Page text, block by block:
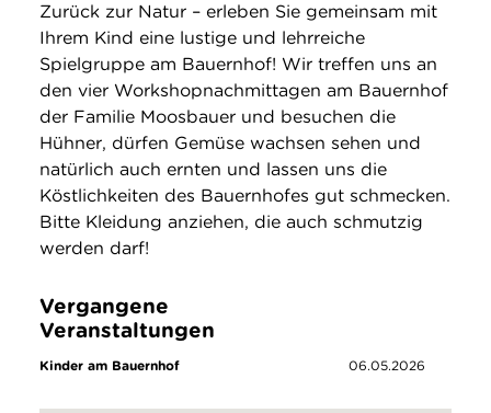
Über uns
Suche
Zurück zur Natur – erleben Sie gemeinsam mit
Ihrem Kind eine lustige und lehrreiche
Spielgruppe am Bauernhof! Wir treffen uns an
den vier Workshopnachmittagen am Bauernhof
der Familie Moosbauer und besuchen die
Hühner, dürfen Gemüse wachsen sehen und
natürlich auch ernten und lassen uns die
Köstlichkeiten des Bauernhofes gut schmecken.
Bitte Kleidung anziehen, die auch schmutzig
werden darf!
Vergangene
Veranstaltungen
Kinder am Bauernhof 06.05.2026